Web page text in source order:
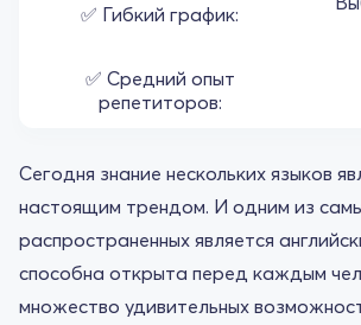
✅ Гибкий график:
✅ Средний опыт
репетиторов:
Сегодня знание нескольких языков
настоящим трендом. И одним из
распространенных является
способна открыта перед каждым
множество удивительных